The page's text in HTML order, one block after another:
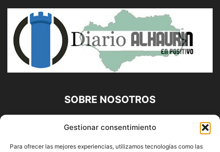
Gestionar consentimiento
Para ofrecer las mejores experiencias, utilizamos tecnologías como las
SOBRE NOSOTROS
Diario Alhaurín (www.alhaurindelatorre.com) Propiedad de
Francisco E. López López | 639 95 71 95 | Noticias de
Alhaurín de la Torre, Málaga y Provincia|